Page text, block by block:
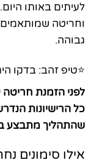
לעיתים באותו
וחריטה
גבוהה.
⭐טיפ זהב: בדקו
לפני הזמנת
כל הרישיונות
שהתהליך מתבצע
אילו סימונים